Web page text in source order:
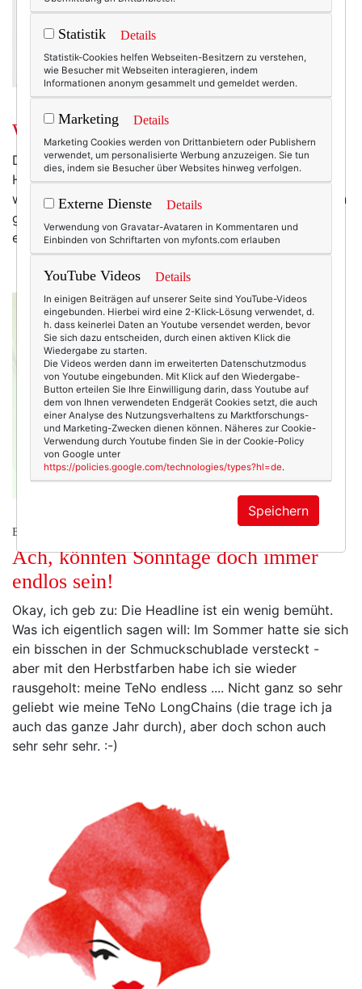
Wochenend-Wow: naturschön!
Die rohen Schmuckschönheiten in allen Farben, die
Halbedelsteine so hergeben, gibt es bei Nallik. Und
wem diese noch nicht ursprünglich genug sind, für den
gibt es auch noch eine urzeitlichere Variante in Form
eines versteinerten Haifischzahns ...
BEAUTY & FASHION
Ach, könnten Sonntage doch immer
endlos sein!
Okay, ich geb zu: Die Headline ist ein wenig bemüht.
Was ich eigentlich sagen will: Im Sommer hatte sie sich
ein bisschen in der Schmuckschublade versteckt -
aber mit den Herbstfarben habe ich sie wieder
rausgeholt: meine TeNo endless .... Nicht ganz so sehr
geliebt wie meine TeNo LongChains (die trage ich ja
auch das ganze Jahr durch), aber doch schon auch
sehr sehr sehr. :-)
Statistik Details
Statistik-Cookies helfen Webseiten-Besitzern zu verstehen,
wie Besucher mit Webseiten interagieren, indem
Informationen anonym gesammelt und gemeldet werden.
Marketing Details
Marketing Cookies werden von Drittanbietern oder Publishern
verwendet, um personalisierte Werbung anzuzeigen. Sie tun
dies, indem sie Besucher über Websites hinweg verfolgen.
Externe Dienste Details
Verwendung von Gravatar-Avataren in Kommentaren und
Einbinden von Schriftarten von myfonts.com erlauben
YouTube Videos Details
In einigen Beiträgen auf unserer Seite sind YouTube-Videos
eingebunden. Hierbei wird eine 2-Klick-Lösung verwendet, d.
h. dass keinerlei Daten an Youtube versendet werden, bevor
Sie sich dazu entscheiden, durch einen aktiven Klick die
Wiedergabe zu starten.
Die Videos werden dann im erweiterten Datenschutzmodus
von Youtube eingebunden. Mit Klick auf den Wiedergabe-
Button erteilen Sie Ihre Einwilligung darin, dass Youtube auf
dem von Ihnen verwendeten Endgerät Cookies setzt, die auch
einer Analyse des Nutzungsverhaltens zu Marktforschungs-
und Marketing-Zwecken dienen können. Näheres zur Cookie-
Verwendung durch Youtube finden Sie in der Cookie-Policy
von Google unter
https://policies.google.com/technologies/types?hl=de.
Speichern